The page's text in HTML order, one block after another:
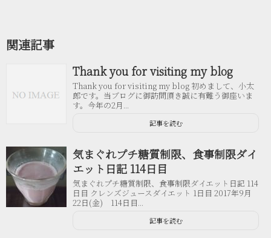
関連記事
Thank you for visiting my blog
Thank you for visiting my blog 初めまして、小太
郎です。当ブログに御訪問頂き誠に有難う御座いま
す。今年の2月...
記事を読む
気まぐれプチ糖質制限、食事制限ダイ
エット日記 114日目
気まぐれプチ糖質制限、食事制限ダイエット日記 114
日目 クレンズジュースダイエット 1日目 2017年9月
22日(金) 114日目...
記事を読む